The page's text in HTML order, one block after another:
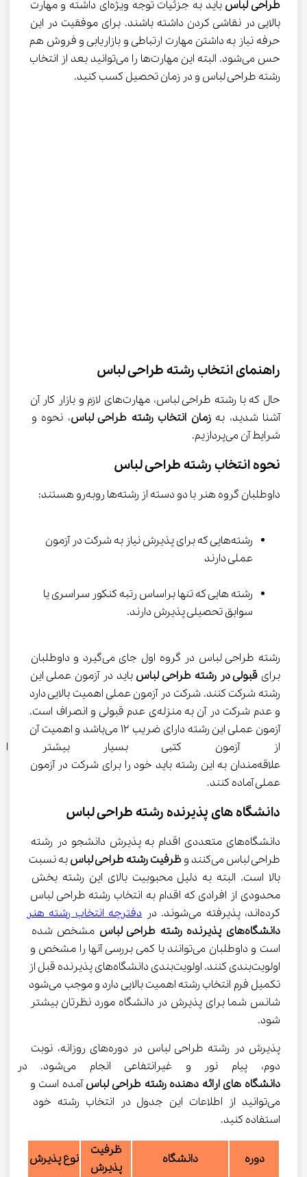
طراحی لباس
باید به جزئیات توجه ویژه‌ای داشته و مهارت
بالایی در نقاشی کردن داشته باشند. برای موفقیت در این
حرفه نیاز به داشتن مهارت ارتباطی و بازاریابی و فروش هم
حس می‌شود. البته این مهارت‌ها را می‌توانید بعد از انتخاب
رشته طراحی لباس و در زمان تحصیل کسب کنید.
راهنمای انتخاب رشته طراحی لباس
حال که با رشته طراحی لباس، مهارت‌های لازم و بازار کار آن
آشنا شدید، به زمان انتخاب رشته طراحی لباس، نحوه و
شرایط آن می‌پردازیم.
نحوه انتخاب رشته طراحی لباس
داوطلبان گروه هنر با دو دسته از رشته‌ها روبه‌رو هستند:
رشته‌هایی که برای پذیرش نیاز به شرکت در آزمون
عملی دارند
رشته هایی که تنها براساس رتبه کنکور سراسری یا
سوابق تحصیلی پذیرش دارند.
رشته طراحی لباس در گروه اول جای می‌گیرد و داوطلبان
برای قبولی در رشته طراحی لباس باید در آزمون عملی این
رشته شرکت کنند. شرکت در آزمون عملی اهمیت بالایی دارد
و عدم شرکت در آن به منزله‌ی عدم قبولی و انصراف است.
آزمون عملی این رشته دارای ضریب ۱۲ می‌باشد و اهمیت آن
از آزمون کتبی بسیار بیشتر
علاقه‌مندان به این رشته باید خود را برای شرکت در آزمون
عملی آماده کنند.
دانشگاه های پذیرنده رشته طراحی لباس
دانشگاه‌های متعددی اقدام به پذیرش دانشجو در رشته
طراحی لباس می‌کنند و
ظرفیت رشته طراحی لباس به نسبت
بالا است. البته به دلیل محبوبیت بالای این رشته بخش
محدودی از افرادی که اقدام به انتخاب رشته طراحی لباس
کرده‌اند، پذیرفته می‌شوند. در
دفترچه انتخاب رشته هنر
دانشگاه‌های پذیرنده رشته طراحی لباس
مشخص شده
است و داوطلبان می‌توانند با کمی بررسی آنها را مشخص و
اولویت‌بندی کنند. اولویت‌بندی دانشگاه‌های پذیرنده قبل از
تکمیل فرم انتخاب رشته اهمیت بالایی دارد و موجب می‌شود
شانس شما برای پذیرش در دانشگاه مورد نظرتان بیشتر
شود.
پذیرش در رشته طراحی لباس در دوره‌های روزانه، نوبت
دوم، پیام نور و غیرانتفاعی انجام می‌شود. در جدول زیر
دانشگاه های ارائه دهنده رشته طراحی لباس آمده است و
می‌توانید از اطلاعات این جدول در انتخاب رشته خود
استفاده کنید.
دوره دانشگاه
ظرفیت
پذیرش
نوع پذیرش